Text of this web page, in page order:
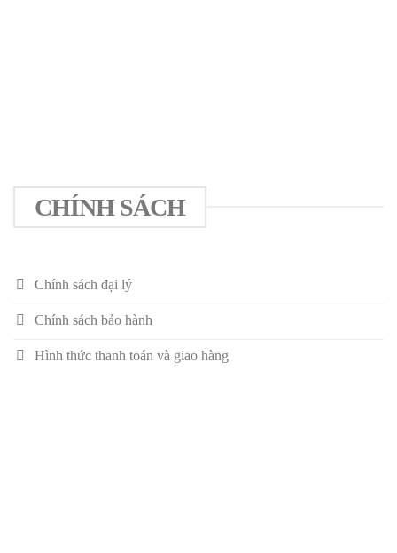
CHÍNH SÁCH
Chính sách đại lý
Chính sách bảo hành
Hình thức thanh toán và giao hàng